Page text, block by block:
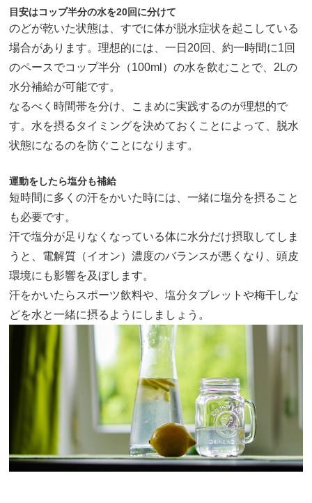
目安はコップ半分の水を20回に分けて
のどが乾いた状態は、すでに体が脱水症状を起こしている
場合があります。理想的には、一日20回、約一時間に1回
のペースでコップ半分（100ml）の水を飲むことで、2Lの
水分補給が可能です。
なるべく時間帯を分け、こまめに実践するのが理想的で
す。水を摂るタイミングを決めておくことによって、脱水
状態になるのを防ぐことになります。
運動をしたら塩分も補給
短時間に多くの汗をかいた時には、一緒に塩分を摂ること
も必要です。
汗で塩分が足りなくなっている体に水分だけ摂取してしま
うと、電解質（イオン）濃度のバランスが悪くなり、頭皮
環境にも影響を及ぼします。
汗をかいたらスポーツ飲料や、塩分タブレットや梅干しな
どを水と一緒に摂るようにしましょう。